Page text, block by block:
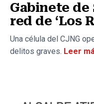
Gabinete
red de ‘Los
Una célula del CJNG
delitos graves. Leer